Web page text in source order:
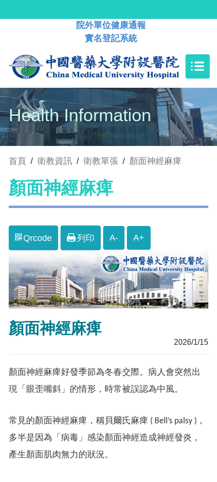
院外單位健康通報
實名登記系統
Health Information
首頁 / 衛教資訊 / 衛教單張 / 顏面神經麻痺
顏面神經麻痺
Qrcode 列印 A- A+
顏面神經麻痺
2026/1/15
顏面神經麻痺好發季節為冬春交際。病人會突然出
現「眼歪嘴斜」的情形，時常被誤認為中風。
常見的顏面神經麻痺，稱貝爾氏麻痺 ( Bell’s palsy )，
多半是因為「病毒」感染顏面神經造成神經發炎，
產生顏面肌肉無力的狀況。